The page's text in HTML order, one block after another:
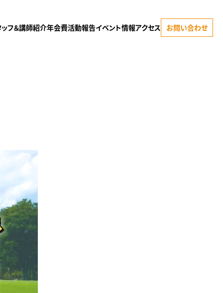
フ＆講師紹介年会費活動報告イベント情報アクセス お問い合わせ